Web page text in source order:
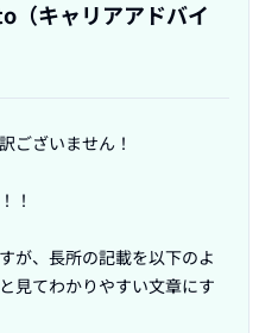
キャリアアドバイ
ございません！
！
が、長所の記載を以下のよ
見てわかりやすい文章にす